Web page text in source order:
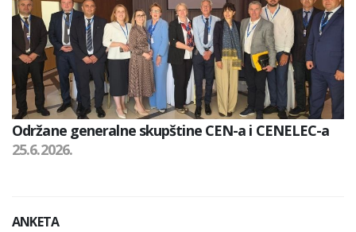
Održane generalne skupštine CEN-a i CENELEC-a
25.6.2026.
ANKETA